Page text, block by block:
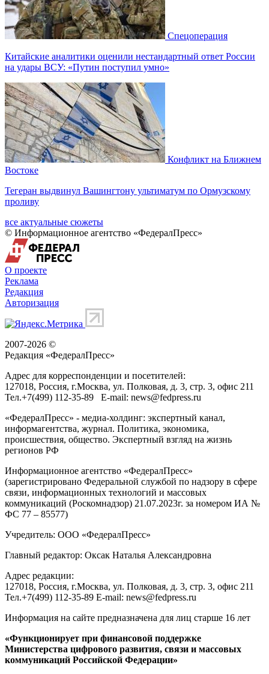
Спецоперация
Китайские аналитики оценили нестандартный ответ России
на удары ВСУ: «Путин поступил умно»
Конфликт на Ближнем
Востоке
Тегеран выдвинул Вашингтону ультиматум по Ормузскому
проливу
все актуальные сюжеты
© Информационное агентство «ФедералПресс»
О проекте
Реклама
Редакция
Авторизация
2007-2026 ©
Редакция «ФедералПресс»
Адрес для корреспонденции и посетителей:
127018, Россия, г.Москва, ул. Полковая, д. 3, стр. 3, офис 211
Тел.+7(499) 112-35-89 E-mail: news@fedpress.ru
«ФедералПресс» - медиа-холдинг: экспертный канал,
информагентства, журнал. Политика, экономика,
происшествия, общество. Экспертный взгляд на жизнь
регионов РФ
Информационное агентство «ФедералПресс»
(зарегистрировано Федеральной службой по надзору в сфере
связи, информационных технологий и массовых
коммуникаций (Роскомнадзор) 21.07.2023г. за номером ИА №
ФС 77 – 85577)
Учредитель: ООО «ФедералПресс»
Главный редактор: Оксак Наталья Александровна
Адрес редакции:
127018, Россия, г.Москва, ул. Полковая, д. 3, стр. 3, офис 211
Тел.+7(499) 112-35-89 E-mail: news@fedpress.ru
Информация на сайте предназначена для лиц старше 16 лет
«Функционирует при финансовой поддержке
Министерства цифрового развития, связи и массовых
коммуникаций Российской Федерации»